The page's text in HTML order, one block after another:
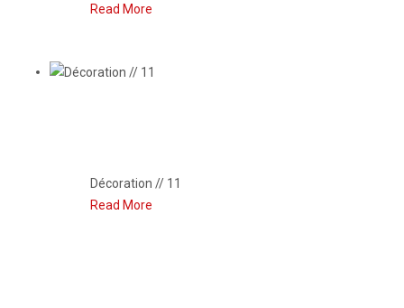
Read More
Décoration // 11
Read More